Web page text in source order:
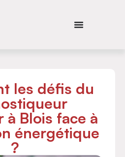
les défis du
à Blois face à
énergétique
?